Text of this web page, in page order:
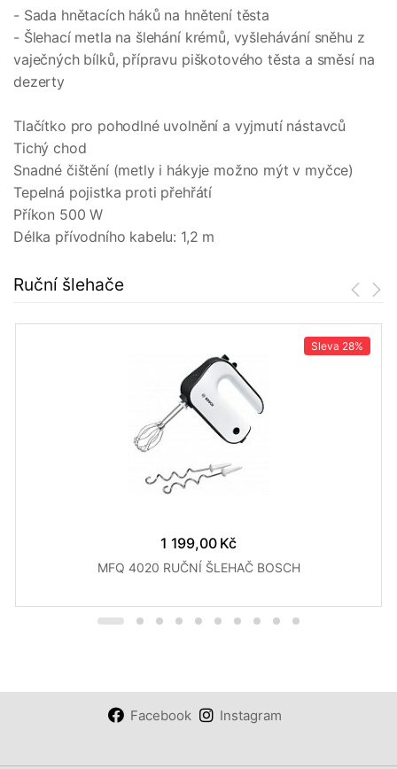
- Sada hnětacích háků na hnětení těsta
- Šlehací metla na šlehání krémů, vyšlehávání sněhu z
vaječných bílků, přípravu piškotového těsta a směsí na
dezerty
Tlačítko pro pohodlné uvolnění a vyjmutí nástavců
Tichý chod
Snadné čištění (metly i hákyje možno mýt v myčce)
Tepelná pojistka proti přehřátí
Příkon 500 W
Délka přívodního kabelu: 1,2 m
Ruční šlehače
Sleva 28%
1 199,00 Kč
MFQ 4020 RUČNÍ ŠLEHAČ BOSCH
Facebook Instagram